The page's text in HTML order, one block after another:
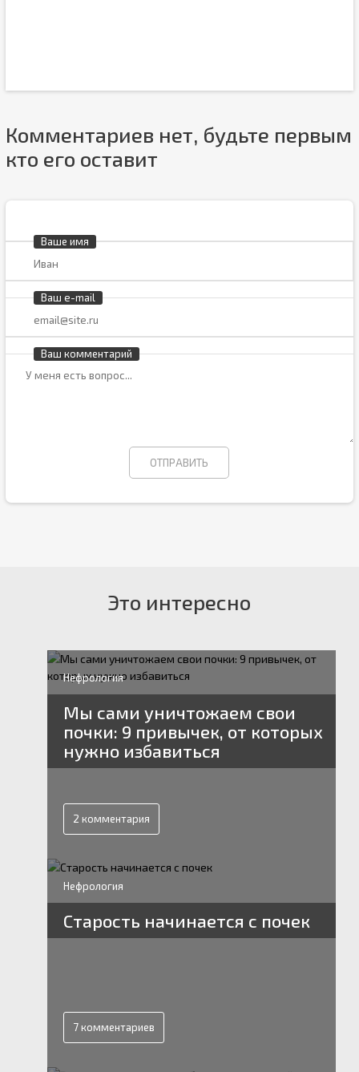
Комментариев нет, будьте первым
кто его оставит
Ваше имя
Ваш e-mail
Ваш комментарий
Это интересно
Нефрология
Мы сами уничтожаем свои
почки: 9 привычек, от которых
нужно избавиться
2 комментария
Нефрология
Старость начинается с почек
7 комментариев